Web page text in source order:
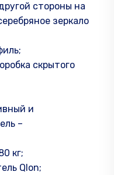
стороны на
зеркало
скрытого
и
–
кг;
Qlon;